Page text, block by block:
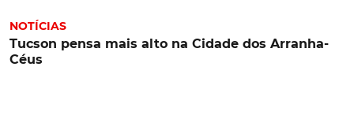
NOTÍCIAS
Tucson pensa mais alto na Cidade dos Arranha-
Céus